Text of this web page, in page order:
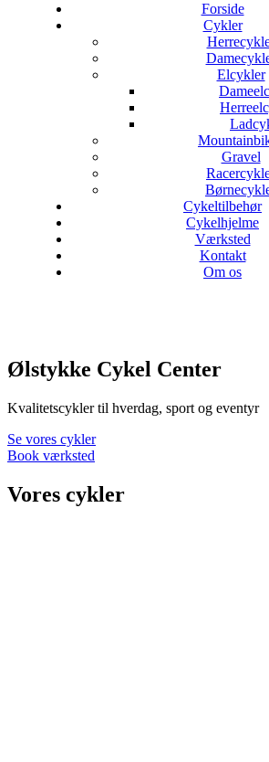
Forside
Cykler
Elcykler
Gravel
Cykeltilbehør
Cykelhjelme
Værksted
Kontakt
Om os
Ølstykke Cykel Center
Kvalitetscykler til hverdag, sport og eventyr
Se vores cykler
Book værksted
Vores cykler